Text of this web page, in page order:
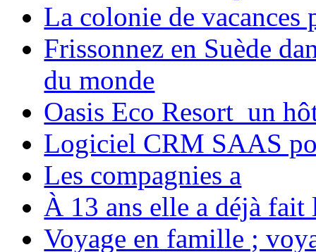
La colonie de vacances
Frissonnez en Suède
du monde
Oasis Eco Resort un
Logiciel CRM SAAS
Les compagnies a
À 13 ans elle a déjà
Voyage en famille ;